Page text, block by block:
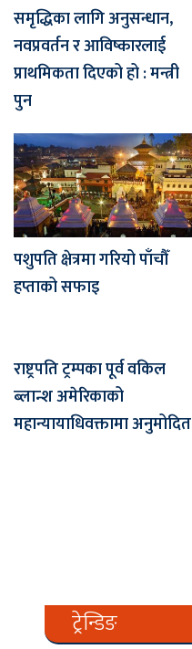
समृद्धिका लागि अनुसन्धान,
नवप्रवर्तन र आविष्कारलाई
प्राथमिकता दिएको हो : मन्त्री
पुन
पशुपति क्षेत्रमा गरियो पाँचौँ
हप्ताको सफाइ
राष्ट्रपति ट्रम्पका पूर्व वकिल
ब्लान्श अमेरिकाको
महान्यायाधिवक्तामा अनुमोदित
ट्रेन्डिङ